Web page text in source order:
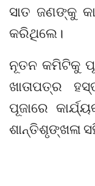
ସାତ ଜଣଙ୍କୁ
କରିଥିଲେ।
ନୂତନ କମିଟିକୁ
ଖାତାପତ୍ର
ପୂଜାରେ
ଶାନ୍ତିଶୃଙ୍ଖଳା